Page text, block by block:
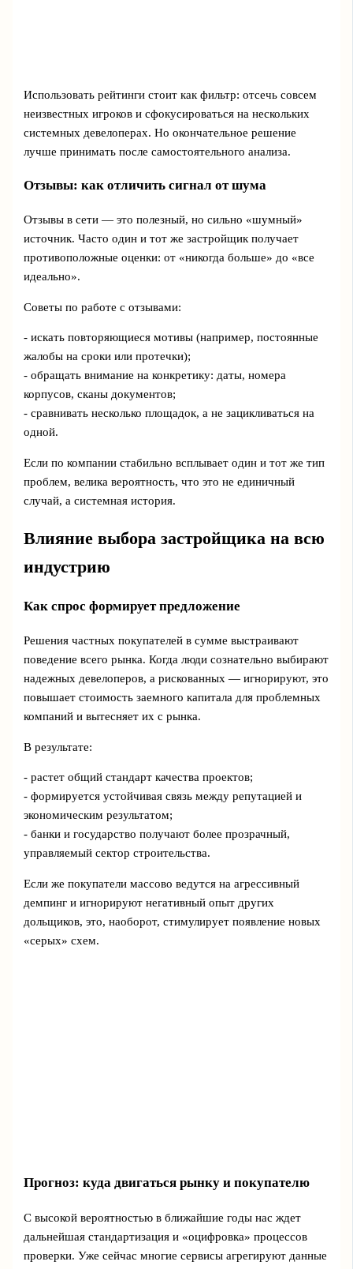
Использовать рейтинги стоит как фильтр: отсечь совсем
неизвестных игроков и сфокусироваться на нескольких
системных девелоперах. Но окончательное решение
лучше принимать после самостоятельного анализа.
Отзывы: как отличить сигнал от шума
Отзывы в сети — это полезный, но сильно «шумный»
источник. Часто один и тот же застройщик получает
противоположные оценки: от «никогда больше» до «все
идеально».
Советы по работе с отзывами:
- искать повторяющиеся мотивы (например, постоянные
жалобы на сроки или протечки);
- обращать внимание на конкретику: даты, номера
корпусов, сканы документов;
- сравнивать несколько площадок, а не зацикливаться на
одной.
Если по компании стабильно всплывает один и тот же тип
проблем, велика вероятность, что это не единичный
случай, а системная история.
Влияние выбора застройщика на всю
индустрию
Как спрос формирует предложение
Решения частных покупателей в сумме выстраивают
поведение всего рынка. Когда люди сознательно выбирают
надежных девелоперов, а рискованных — игнорируют, это
повышает стоимость заемного капитала для проблемных
компаний и вытесняет их с рынка.
В результате:
- растет общий стандарт качества проектов;
- формируется устойчивая связь между репутацией и
экономическим результатом;
- банки и государство получают более прозрачный,
управляемый сектор строительства.
Если же покупатели массово ведутся на агрессивный
демпинг и игнорируют негативный опыт других
дольщиков, это, наоборот, стимулирует появление новых
«серых» схем.
Прогноз: куда двигаться рынку и покупателю
С высокой вероятностью в ближайшие годы нас ждет
дальнейшая стандартизация и «оцифровка» процессов
проверки. Уже сейчас многие сервисы агрегируют данные